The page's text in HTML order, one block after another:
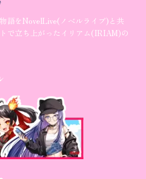
語をNovelLive(ノベルライブ)と共
で立ち上がったイリアム(IRIAM)の